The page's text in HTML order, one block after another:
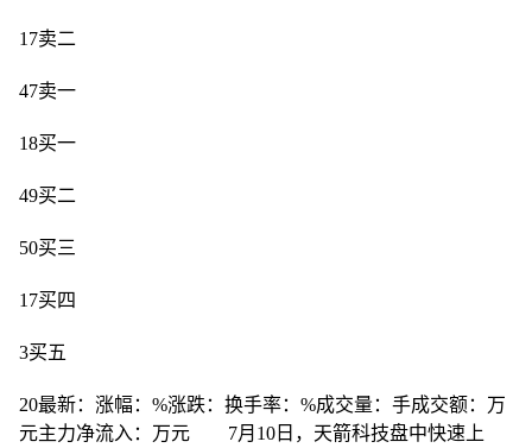
17卖二
47卖一
18买一
49买二
50买三
17买四
3买五
20最新：涨幅：%涨跌：换手率：%成交量：手成交额：万
元主力净流入：万元 7月10日，天箭科技盘中快速上